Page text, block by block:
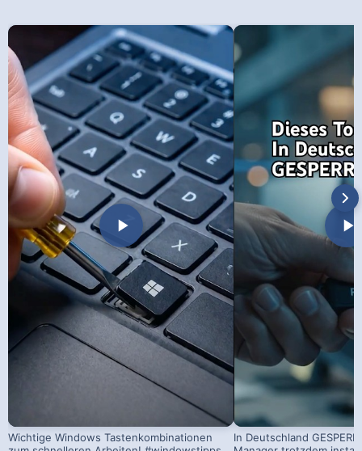
Wichtige Windows Tastenkombinationen
In Deutschland